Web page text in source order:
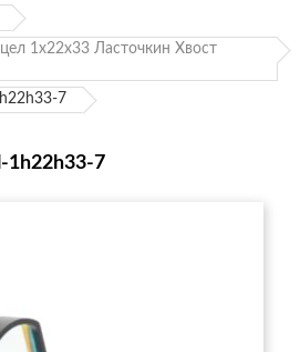
1х22х33 Ласточкин Хвост
7
1h22h33-7